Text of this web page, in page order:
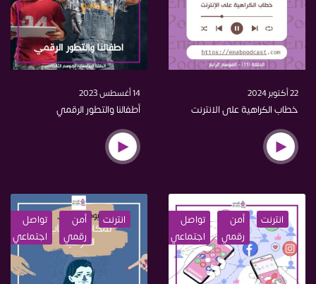
22 أكتوبر 2024
خطاب الكراهية على الانترنت
14 أغسطس 2023
أطفالنا والتطور الرقمي
انترنت
أمن
رقمي
تواصل
اجتماعي
حماية الخصوصية انترنت
أمن
رقمي
تواصل
اجتماعي